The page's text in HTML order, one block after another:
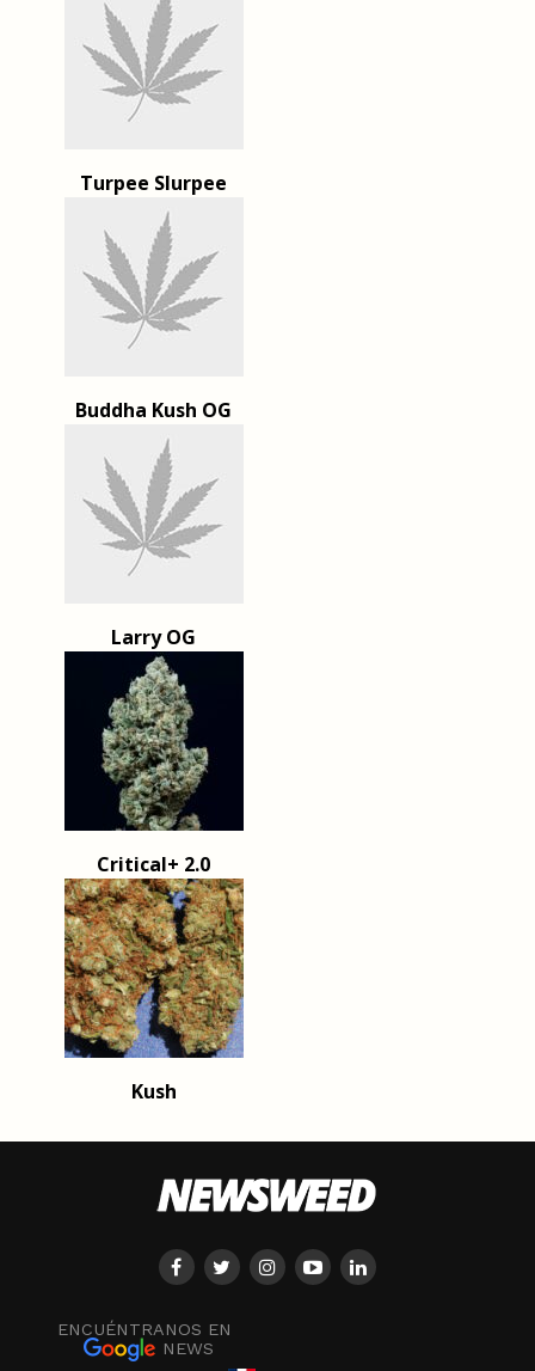
Turpee Slurpee
Buddha Kush OG
Larry OG
Critical+ 2.0
Kush
ENCUÉNTRANOS EN
NEWS